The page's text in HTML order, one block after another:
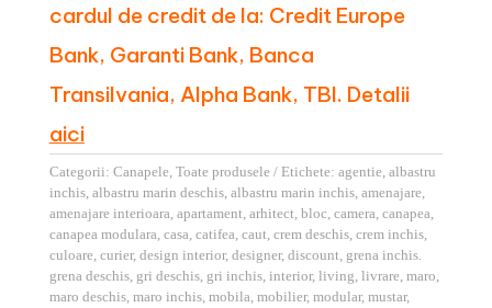
cardul de credit de la: Credit Europe
Bank, Garanti Bank, Banca
Transilvania, Alpha Bank, TBI. Detalii
aici
Categorii: Canapele Toate produsele Etichete: agentie albastru
inchis, albastru marin deschis, albastru marin inchis, amenajare
amenajare interioara apartament arhitect bloc camera canapea
canapea modulara casa catifea caut crem deschis, crem inchis,
culoare curier, design interior, designer, discount grena inchis.
grena deschis, gri deschis, gri inchis, interior, living livrare maro
maro deschis, maro inchis, mobila mobilier, modular, mustar,